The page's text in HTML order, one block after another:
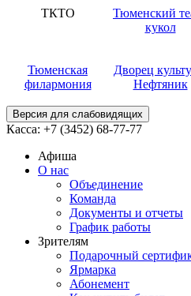
ТКТО
Тюменский
кукол
Тюменская
филармония
Дворец
Нефтяник
Версия для слабовидящих
Касса: +7 (3452) 68-77-77
Афиша
О нас
Объединение
Команда
Документы и отчеты
График работы
Зрителям
Подарочный
Ярмарка
Абонемент